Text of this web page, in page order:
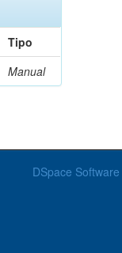
Tipo
Manual
DSpace Software